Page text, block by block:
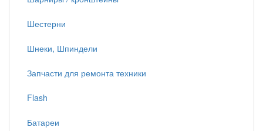
Шестерни
Шнеки, Шпиндели
Запчасти для ремонта техники
Flash
Батареи